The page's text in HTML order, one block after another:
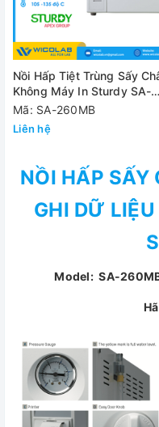
Nồi Hấp Tiệt Trùng Sấy Chân
Không Máy In Sturdy SA-
260MB
Mã: SA-260MB
Liên hệ
NỒI HẤP SẤY
GHI DỮ
Model: SA-